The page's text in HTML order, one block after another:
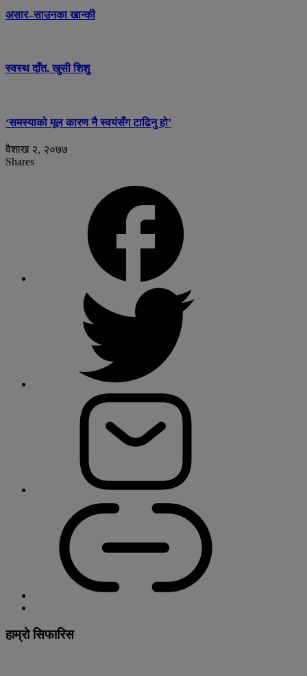
असार–साउनका खान्की
स्वस्थ दाँत, खुसी शिशु
‘समस्याको मूल कारण नै स्वयंसँग टाढिनु हो’
वैशाख २, २०७७
Shares
हाम्रो सिफारिस